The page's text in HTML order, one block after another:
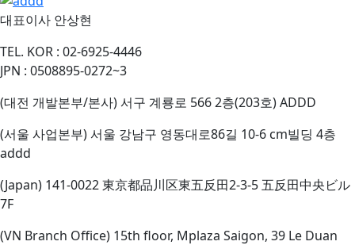
대표이사 안상현
TEL. KOR : 02-6925-4446
JPN : 0508895-0272~3
(대전 개발본부/본사) 서구 계룡로 566 2층(203호) ADDD
(서울 사업본부) 서울 강남구 영동대로86길 10-6 cm빌딩 4층
addd
(Japan) 141-0022 東京都品川区東五反田2-3-5 五反田中央ビル
7F
(VN Branch Office) 15th floor, Mplaza Saigon, 39 Le Duan